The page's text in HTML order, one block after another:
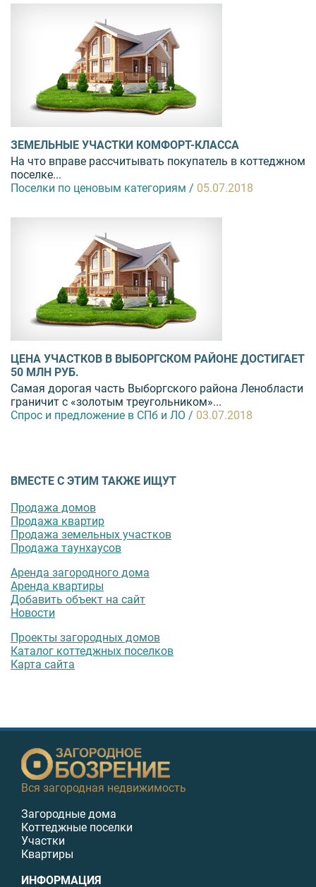
ЗЕМЕЛЬНЫЕ УЧАСТКИ КОМФОРТ-КЛАССА
На что вправе рассчитывать покупатель в коттеджном
поселке...
Поселки по ценовым категориям / 05.07.2018
ЦЕНА УЧАСТКОВ В ВЫБОРГСКОМ РАЙОНЕ ДОСТИГАЕТ
50 МЛН РУБ.
Самая дорогая часть Выборгского района Ленобласти
граничит с «золотым треугольником»...
Спрос и предложение в СПб и ЛО / 03.07.2018
ВМЕСТЕ С ЭТИМ ТАКЖЕ ИЩУТ
Продажа домов
Продажа квартир
Продажа земельных участков
Продажа таунхаусов
Аренда загородного дома
Аренда квартиры
Добавить объект на сайт
Новости
Проекты загородных домов
Каталог коттеджных поселков
Карта сайта
Вся загородная недвижимость
Загородные дома
Коттеджные поселки
Участки
Квартиры
ИНФОРМАЦИЯ